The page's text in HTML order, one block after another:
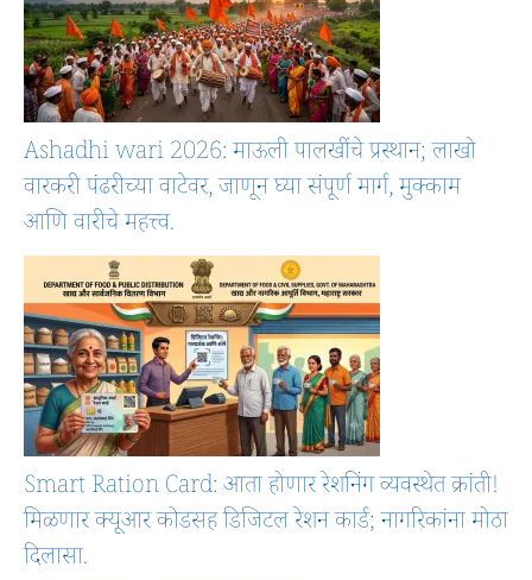
Ashadhi wari 2026: माऊली पालखींचे प्रस्थान; लाखो
वारकरी पंढरीच्या वाटेवर, जाणून घ्या संपूर्ण मार्ग, मुक्काम
आणि वारीचे महत्त्व.
Smart Ration Card: आता होणार रेशनिंग व्यवस्थेत क्रांती!
मिळणार क्यूआर कोडसह डिजिटल रेशन कार्ड; नागरिकांना मोठा
दिलासा.